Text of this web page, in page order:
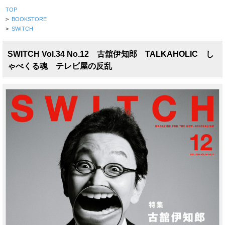
TOP
> BOOKSTORE
> SWITCH
SWITCH Vol.34 No.12 古舘伊知郎 TALKAHOLIC し
ゃべくる魂 テレビ屋の反乱